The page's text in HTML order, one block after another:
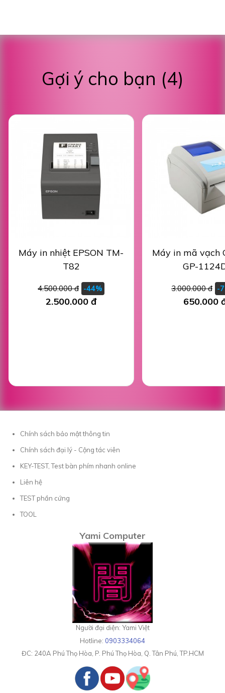
Gợi ý cho bạn (4)
Máy in nhiệt EPSON TM-
T82
4.500.000 đ -44%
2.500.000 đ
Máy in mã vạch
GP-
3.000.000 đ -
650.000
Chính sách bảo mật thông tin
Chính sách đại lý - Cộng tác viên
KEY-TEST, Test bàn phím nhanh online
Liên hệ
TEST phần cứng
TOOL
Yami Computer
Người đại diện: Yami Việt
Hotline: 0903334064
ĐC: 240A Phú Thọ Hòa, P. Phú Thọ Hòa, Q. Tân Phú, TP.HCM